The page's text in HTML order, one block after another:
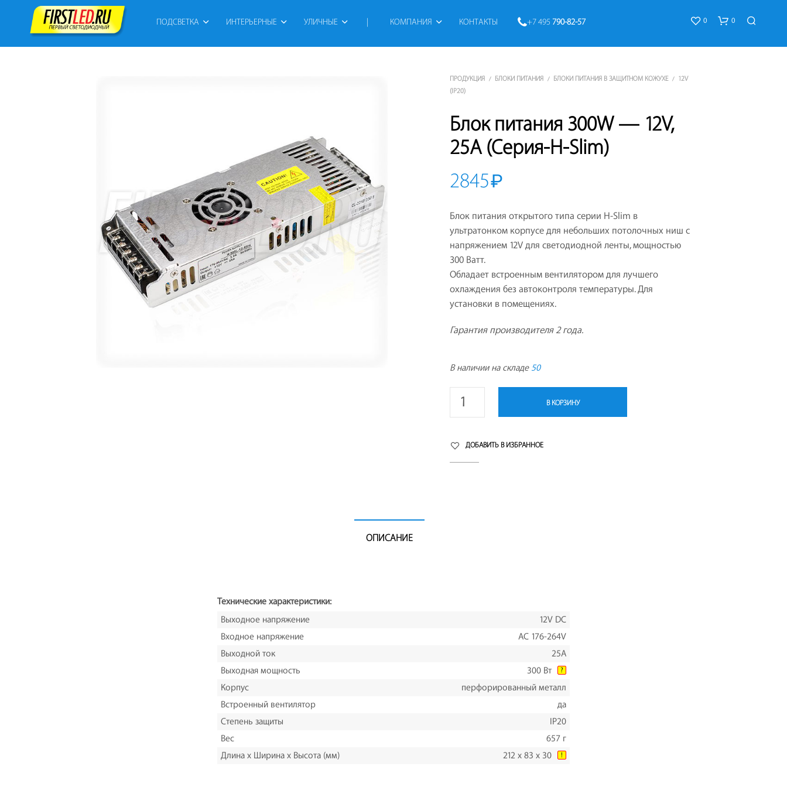
ПОДСВЕТКА ИНТЕРЬЕРНЫЕ УЛИЧНЫЕ КОМПАНИЯ КОНТАКТЫ +7 495 790-82-57 0 0
ПРОДУКЦИЯ / БЛОКИ ПИТАНИЯ / БЛОКИ ПИТАНИЯ В ЗАЩИТНОМ КОЖУХЕ /
12V
(IP20)
Блок питания 300W — 12V,
25A (Серия-H-Slim)
2845₽
Блок питания открытого типа серии H-Slim в
ультратонком корпусе для небольших потолочных ниш с
напряжением 12V для светодиодной ленты, мощностью
300 Ватт.
Обладает встроенным вентилятором для лучшего
охлаждения без автоконтроля температуры. Для
установки в помещениях.
Гарантия производителя 2 года.
В наличии на складе 50
В КОРЗИНУ
ДОБАВИТЬ В ИЗБРАННОЕ
ОПИСАНИЕ
Технические характеристики:
Выходное напряжение
12V DC
Входное напряжение
AC 176-264V
Выходной ток
25A
Выходная мощность
300 Вт ?
Корпус
перфорированный металл
Встроенный вентилятор
да
Степень защиты
IP20
Вес
657 г
Длина х Ширина х Высота (мм)
212 x 83 x 30 !